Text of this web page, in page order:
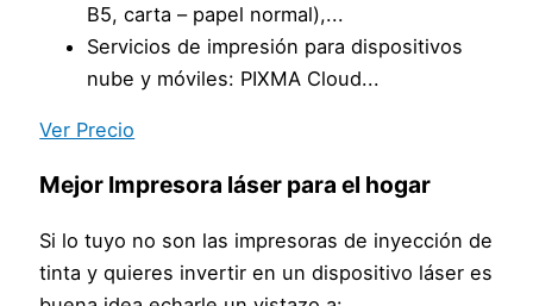
B5, carta – papel normal),...
Servicios de impresión para dispositivos
nube y móviles: PIXMA Cloud...
Ver Precio
Mejor Impresora láser para el hogar
Si lo tuyo no son las impresoras de inyección de
tinta y quieres invertir en un dispositivo láser es